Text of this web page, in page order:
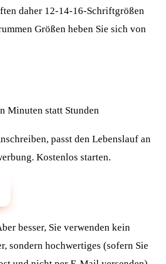
daher 12-14-16-Schriftgrößen
Größen heben Sie sich von
Minuten statt Stunden
passt den Lebenslauf an
Kostenlos starten.
besser, Sie verwenden kein
sondern hochwertiges (sofern Sie